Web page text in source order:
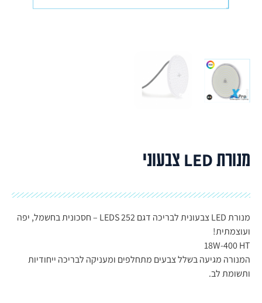
מנורת LED צבעוני
מנורת LED צבעונית לבריכה דגם 252 LEDS – חסכונית בחשמל, יפה
ועוצמתית!
18W-400 HT
המנורה מגיעה בשלל צבעים מתחלפים ומעניקה לבריכה ייחודיות
ותשומת לב.